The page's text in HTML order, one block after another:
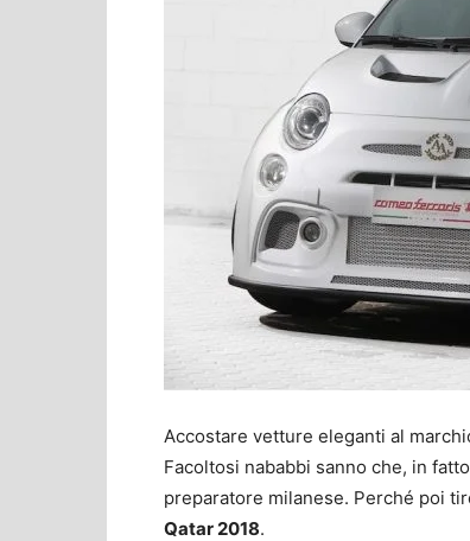
Accostare vetture eleganti al
Facoltosi nababbi sanno che, in
preparatore milanese. Perché poi
Qatar 2018.